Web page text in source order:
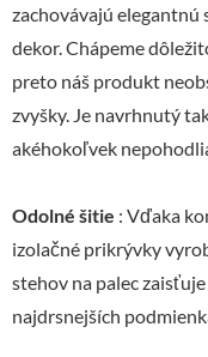
zachovávajú
dekor. Chápeme
preto náš produkt
zvyšky. Je navrhnutý
akéhokoľvek
Odolné šitie : Vďaka
izolačné prikrývky
stehov na palec
najdrsnejších